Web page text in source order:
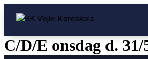
C/D/E onsdag d.